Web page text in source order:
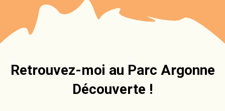
Retrouvez-moi au Parc Argonne
Découverte !